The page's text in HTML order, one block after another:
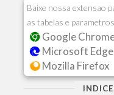
Baixe nossa extensao
as tabelas e
Google
Microsoft Edge
Mozilla Firefox